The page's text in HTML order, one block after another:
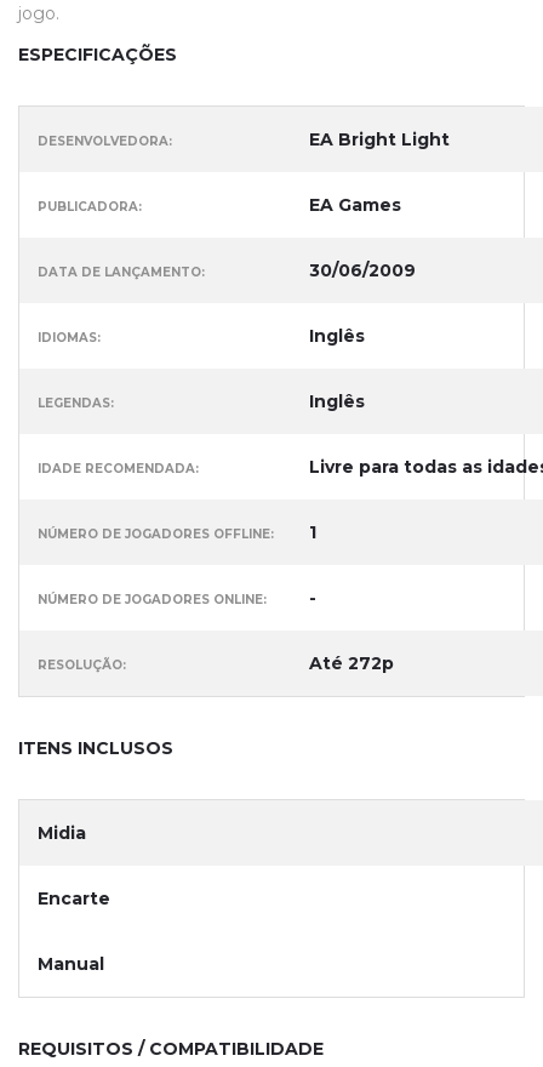
jogo.
ESPECIFICAÇÕES
DESENVOLVEDORA: EA Bright Light
PUBLICADORA: EA Games
DATA DE LANÇAMENTO: 30/06/2009
IDIOMAS: Inglês
LEGENDAS: Inglês
IDADE RECOMENDADA: Livre para todas as
NÚMERO DE JOGADORES OFFLINE: 1
NÚMERO DE JOGADORES ONLINE: -
RESOLUÇÃO: Até 272p
ITENS INCLUSOS
Midia
Encarte
Manual
REQUISITOS / COMPATIBILIDADE